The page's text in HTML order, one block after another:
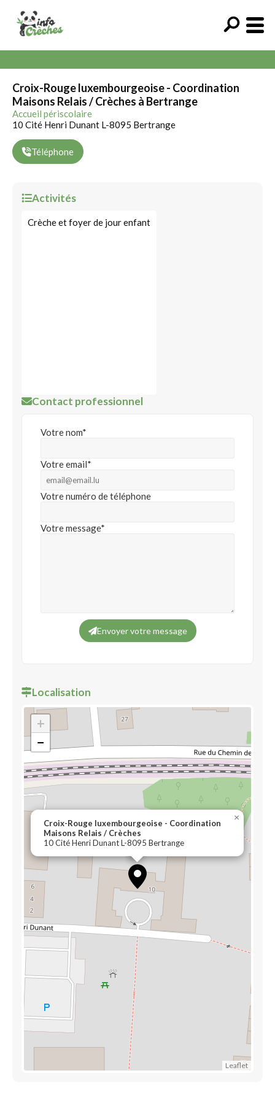
Croix-Rouge luxembourgeoise - Coordination
Maisons Relais / Crèches à Bertrange
Accueil périscolaire
10 Cité Henri Dunant L-8095 Bertrange
Téléphone
Activités
Crèche et foyer de jour enfant
Contact professionnel
Votre nom*
Votre email*
Votre numéro de téléphone
Votre message*
Envoyer votre message
Localisation
Croix-Rouge luxembourgeoise - Coordination
Maisons Relais / Crèches
10 Cité Henri Dunant L-8095 Bertrange
×
+
−
Leaflet